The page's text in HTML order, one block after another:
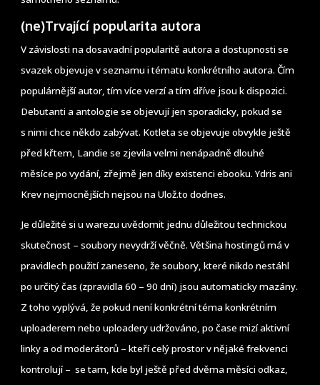
(ne)Trvající popularita autora
V závislosti na dosavadní popularitě autora a dostupnosti se
svazek objevuje v seznamu i tématu konkrétního autora. Čím
populárnější autor, tím více verzí a tím dříve jsou k dispozici.
Debutanti a antologie se objevují jen sporadicky, pokud se
s nimi chce někdo zabývat. Kotleta se objevuje obvykle ještě
před křtem, Landie se zjevila velmi nenápadně dlouhé
měsíce po vydání, zřejmě jen díky existenci ebooku. Ydris ani
Krev nejmocnějších nejsou na Ulož.to dodnes.
Je důležité si u warezu uvědomit jednu důležitou technickou
skutečnost – soubory nevydrží věčně. Většina hostingů má v
pravidlech použití zaneseno, že soubory, které nikdo nestáhl
po určitý čas (zpravidla 60 – 90 dní) jsou automaticky mazány.
Z toho vyplývá, že pokud není konkrétní téma konkrétním
uploaderem nebo uploadery udržováno, po čase mizí aktivní
linky a od moderátorů – kteří celý prostor v nějaké frekvenci
kontrolují – se tam, kde byl ještě před dvěma měsíci odkaz,